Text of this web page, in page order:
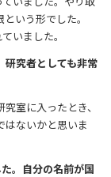
いう形でした。
いました。
究者としても非常
室に入ったとき、
はないかと思いま
。自分の名前が国